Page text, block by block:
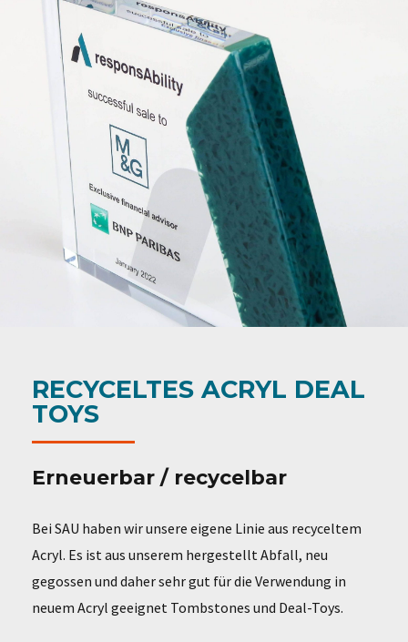
RECYCELTES ACRYL DEAL
TOYS
Erneuerbar / recycelbar
Bei SAU haben wir unsere eigene Linie aus recyceltem
Acryl. Es ist aus unserem hergestellt Abfall, neu
gegossen und daher sehr gut für die Verwendung in
neuem Acryl geeignet Tombstones und Deal-Toys.